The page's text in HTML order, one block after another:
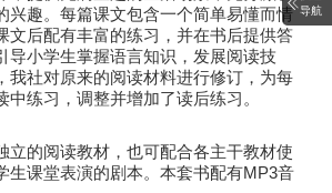
兴趣。每篇课文包含一个简单易懂而情
文后配有丰富的练习，并在书后提供答
导小学生掌握语言知识，发展阅读技
我社对原来的阅读材料进行修订，为每
中练习，调整并增加了读后练习。
立的阅读教材，也可配合各主干教材使
生课堂表演的剧本。本套书配有MP3音
导航